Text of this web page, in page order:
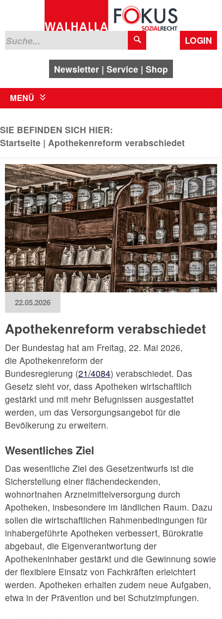
LOGIN
Newsletter Service Shop
MENÜ
SIE BEFINDEN SICH HIER:
Startseite
Apothekenreform verabschiedet
22.05.2026
Apothekenreform verabschiedet
Der Bundestag hat am Freitag, 22. Mai 2026,
die Apothekenreform der
Bundesregierung (21/4084) verabschiedet. Das
Gesetz sieht vor, dass Apotheken wirtschaftlich
gestärkt und mit mehr Befugnissen ausgestattet
werden, um das Versorgungsangebot für die
Bevölkerung zu erweitern.
Wesentliches Ziel
Das wesentliche Ziel des Gesetzentwurfs ist die
Sicherstellung einer flächendeckenden,
wohnortnahen Arzneimittelversorgung durch
Apotheken, insbesondere im ländlichen Raum. Dazu
sollen die wirtschaftlichen Rahmenbedingungen für
inhabergeführte Apotheken verbessert, Bürokratie
abgebaut, die Eigenverantwortung der
Apothekeninhaber gestärkt und die Gewinnung sowie
der flexiblere Einsatz von Fachkräften erleichtert
werden. Apotheken erhalten zudem neue Aufgaben,
etwa in der Prävention und bei Schutzimpfungen.